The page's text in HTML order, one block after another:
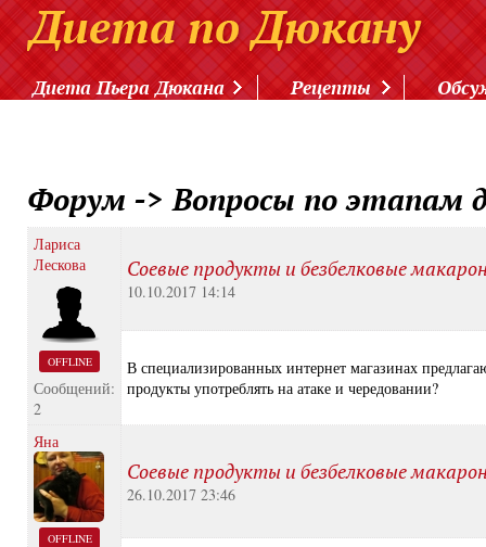
Диета Пьера Дюкана Рецепты
Форум ->Вопросы по этапам
Лариса
Лескова
OFFLINE
Сообщений:
2
Соевые продукты и безбелковые
10.10.2017 14:14
В специализированных интернет магазинах
продукты употреблять на атаке и чередовании?
Яна
OFFLINE
Соевые продукты и безбелковые
26.10.2017 23:46